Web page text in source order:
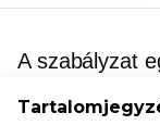
A szabályzat
szakzsargon